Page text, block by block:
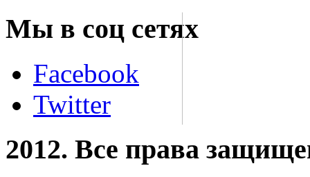
Мы в соц сетях
Facebook
Twitter
2012. Все права